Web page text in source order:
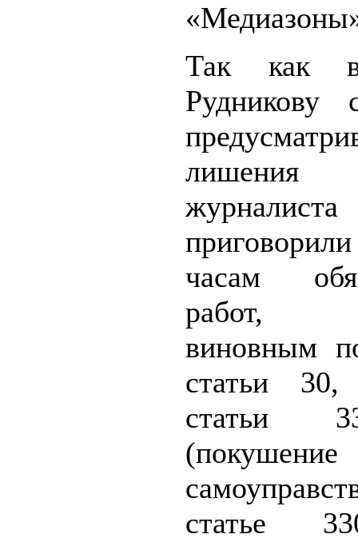
Так как
Рудникову
лишения
журналиста
часам
работ,
виновным
статьи
статьи
статье